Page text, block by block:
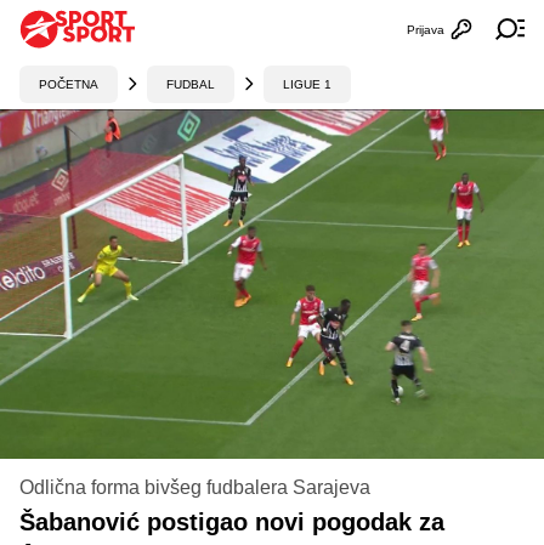
Otvori
Prijava
POČETNA FUDBAL LIGUE 1
Odlična forma bivšeg fudbalera Sarajeva
Šabanović postigao novi pogodak za